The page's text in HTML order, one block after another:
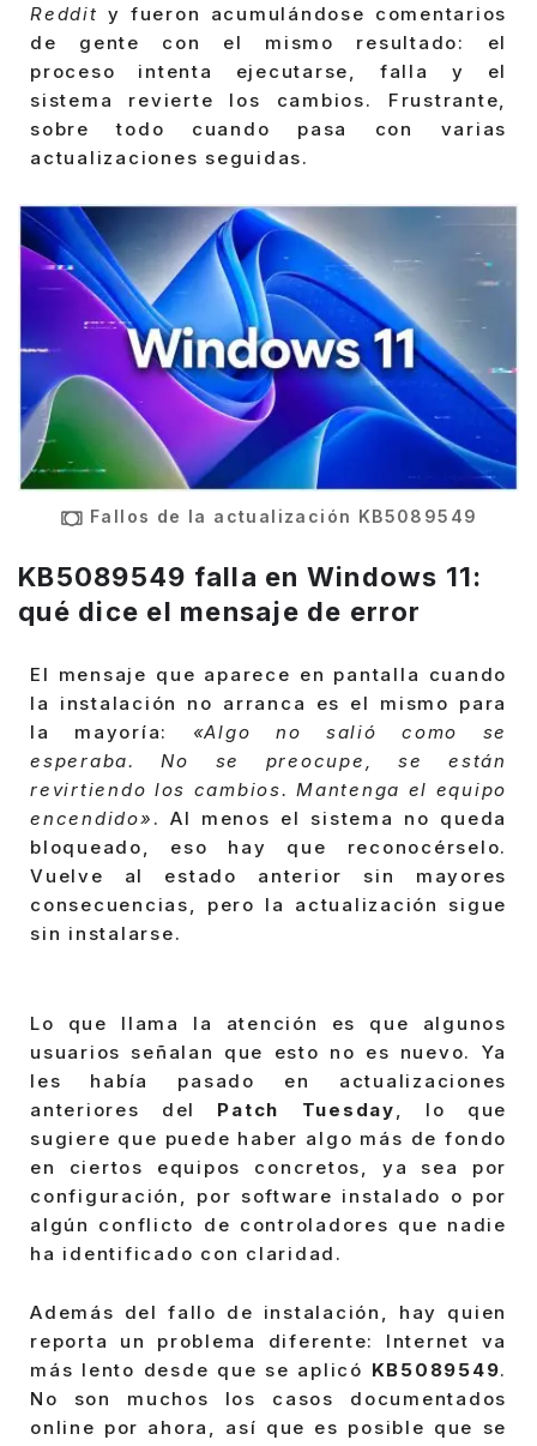
Reddit y fueron acumulándose comentarios
de gente con el mismo resultado: el
proceso intenta ejecutarse, falla y el
sistema revierte los cambios. Frustrante,
sobre todo cuando pasa con varias
actualizaciones seguidas.
Fallos de la actualización KB5089549
KB5089549 falla en Windows 11:
qué dice el mensaje de error
El mensaje que aparece en pantalla cuando
la instalación no arranca es el mismo para
la mayoría: «Algo no salió como se
esperaba. No se preocupe, se están
revirtiendo los cambios. Mantenga el equipo
encendido» . Al menos el sistema no queda
bloqueado, eso hay que reconocérselo.
Vuelve al estado anterior sin mayores
consecuencias, pero la actualización sigue
sin instalarse.
Lo que llama la atención es que algunos
usuarios señalan que esto no es nuevo. Ya
les había pasado en actualizaciones
anteriores del Patch Tuesday , lo que
sugiere que puede haber algo más de fondo
en ciertos equipos concretos, ya sea por
configuración, por software instalado o por
algún conflicto de controladores que nadie
ha identificado con claridad.
Además del fallo de instalación, hay quien
reporta un problema diferente: Internet va
más lento desde que se aplicó KB5089549.
No son muchos los casos documentados
online por ahora, así que es posible que se